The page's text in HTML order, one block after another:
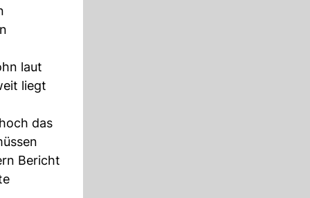
laut
liegt
das
Bericht